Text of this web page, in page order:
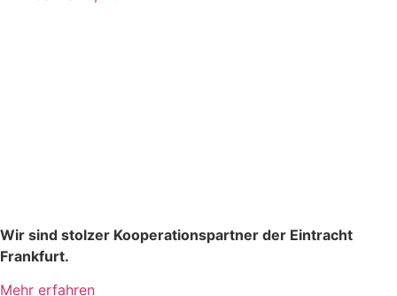
Wir sind stolzer Kooperationspartner der Eintracht
Frankfurt.
Mehr erfahren